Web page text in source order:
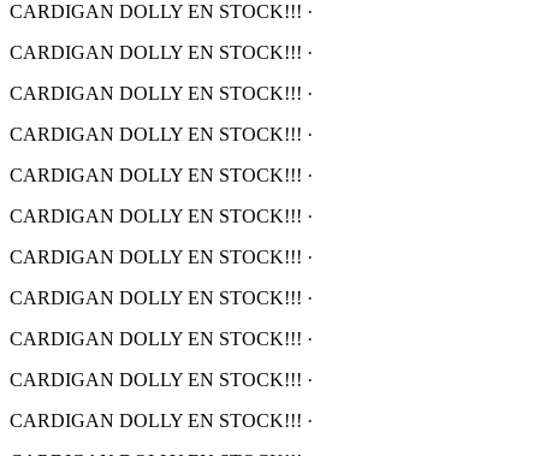
CARDIGAN DOLLY EN STOCK!!! ·
CARDIGAN DOLLY EN STOCK!!! ·
CARDIGAN DOLLY EN STOCK!!! ·
CARDIGAN DOLLY EN STOCK!!! ·
CARDIGAN DOLLY EN STOCK!!! ·
CARDIGAN DOLLY EN STOCK!!! ·
CARDIGAN DOLLY EN STOCK!!! ·
CARDIGAN DOLLY EN STOCK!!! ·
CARDIGAN DOLLY EN STOCK!!! ·
CARDIGAN DOLLY EN STOCK!!! ·
CARDIGAN DOLLY EN STOCK!!! ·